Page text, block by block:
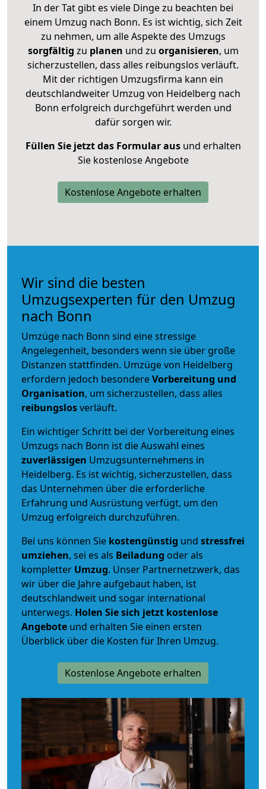
In der Tat gibt es viele Dinge zu beachten bei
einem Umzug nach Bonn. Es ist wichtig, sich Zeit
zu nehmen, um alle Aspekte des Umzugs
sorgfältig zu planen und zu organisieren, um
sicherzustellen, dass alles reibungslos verläuft.
Mit der richtigen Umzugsfirma kann ein
deutschlandweiter Umzug von Heidelberg nach
Bonn erfolgreich durchgeführt werden und
dafür sorgen wir.
Füllen Sie jetzt das Formular ausund erhalten
Sie kostenlose Angebote
Kostenlose Angebote erhalten
Wir sind die besten
Umzugsexperten für den Umzug
nach Bonn
Umzüge nach Bonn sind eine stressige
Angelegenheit, besonders wenn sie über große
Distanzen stattfinden. Umzüge von Heidelberg
erfordern jedoch besondereVorbereitung und
Organisation, um sicherzustellen, dass alles
reibungslosverläuft.
Ein wichtiger Schritt bei der Vorbereitung eines
Umzugs nach Bonn ist die Auswahl eines
zuverlässigen Umzugsunternehmens in
Heidelberg. Es ist wichtig, sicherzustellen, dass
das Unternehmen über die erforderliche
Erfahrung und Ausrüstung verfügt, um den
Umzug erfolgreich durchzuführen.
Bei uns können Sie kostengünstig und stressfrei
umziehen, sei es als Beiladung oder als
kompletter Umzug. Unser Partnernetzwerk, das
wir über die Jahre aufgebaut haben, ist
deutschlandweit und sogar international
unterwegs. Holen Sie sich jetzt kostenlose
Angebote und erhalten Sie einen ersten
Überblick über die Kosten für Ihren Umzug.
Kostenlose Angebote erhalten